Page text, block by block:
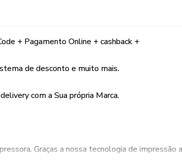
+ Pagamento Online + cashback +
de desconto e muito mais.
com a Sua própria Marca.
Graças a nossa tecnologia de impressão